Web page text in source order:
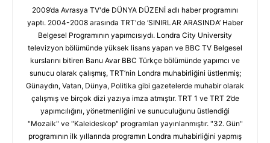
2009’da Avrasya TV'de DÜNYA DÜZENİ adlı haber programını
yaptı. 2004-2008 arasında TRT'de ‘SINIRLAR ARASINDA’ Haber
Belgesel Programının yapımcısıydı. Londra City University
televizyon bölümünde yüksek lisans yapan ve BBC TV Belgesel
kurslarını bitiren Banu Avar BBC Türkçe bölümünde yapımcı ve
sunucu olarak çalışmış, TRT’nin Londra muhabirliğini üstlenmiş;
Günaydın, Vatan, Dünya, Politika gibi gazetelerde muhabir olarak
çalışmış ve birçok dizi yazıya imza atmıştır. TRT 1 ve TRT 2’de
yapımcılığını, yönetmenliğini ve sunuculuğunu üstlendiği
"Mozaik" ve "Kaleideskop" programları yayınlanmıştır. "32. Gün"
programının ilk yıllarında programın Londra muhabirliğini yapmış